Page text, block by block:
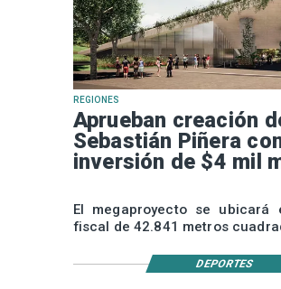
REGIONES
Aprueban creación
Sebastián Piñera
inversión de $4 mil
El megaproyecto se ubicará
fiscal de 42.841 metros
DEPORTES